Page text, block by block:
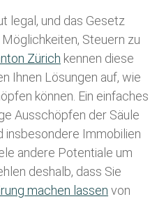
legal, und das Gesetz
Steuern zu
Zürich kennen diese
Ihnen Lösungen auf, wie
können. Ein einfaches
Ausschöpfen der Säule
insbesondere Immobilien
andere Potentiale um
deshalb, dass Sie
machen lassen von